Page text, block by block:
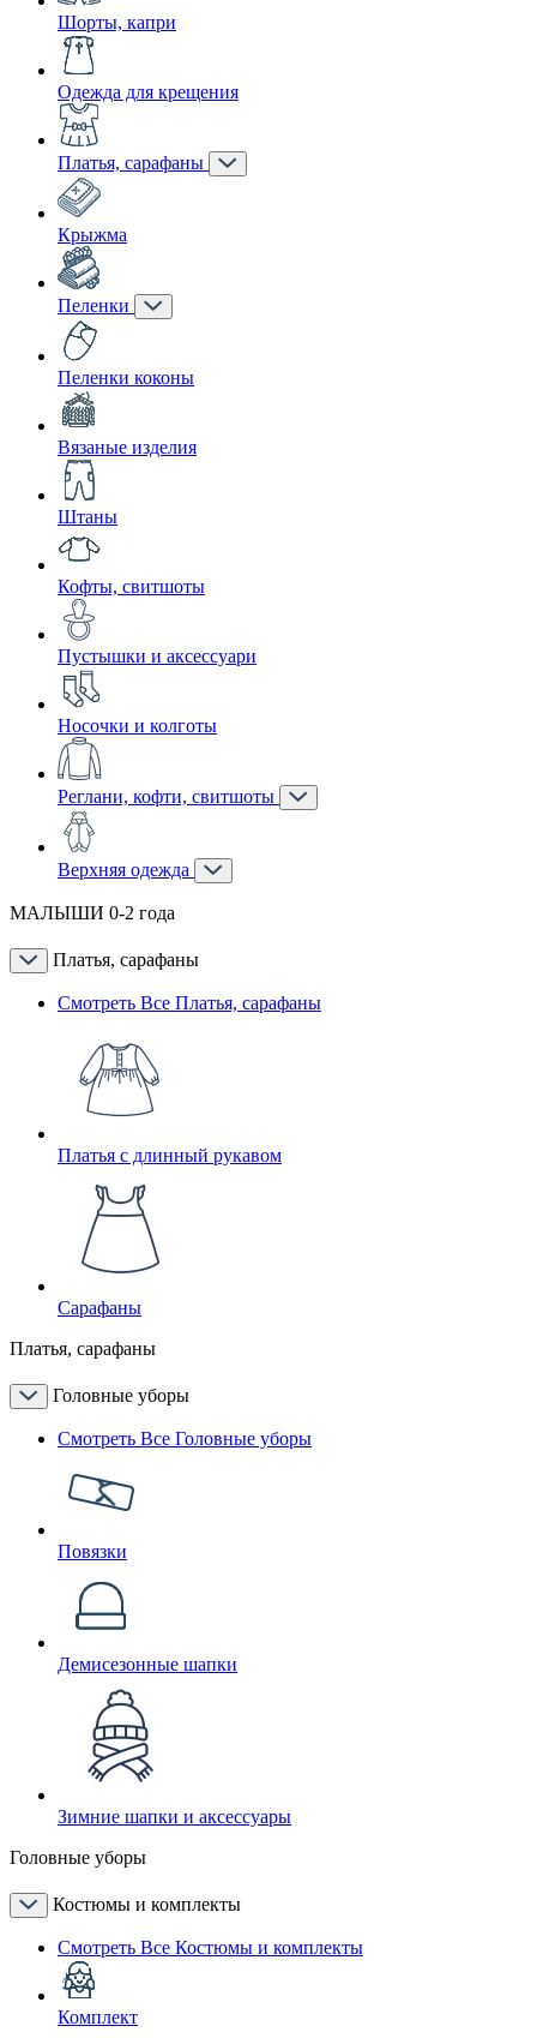
Шорты, капри
Одежда для крещения
Платья, сарафаны
Крыжма
Пеленки
Пеленки коконы
Вязаные изделия
Штаны
Кофты, свитшоты
Пустышки и аксессуари
Носочки и колготы
Реглани, кофти, свитшоты
Верхняя одежда
МАЛЫШИ 0-2 года
Платья, сарафаны
Смотреть Все Платья, сарафаны
Платья с длинный рукавом
Сарафаны
Платья, сарафаны
Головные уборы
Смотреть Все Головные уборы
Повязки
Демисезонные шапки
Зимние шапки и аксессуары
Головные уборы
Костюмы и комплекты
Смотреть Все Костюмы и комплекты
Комплект